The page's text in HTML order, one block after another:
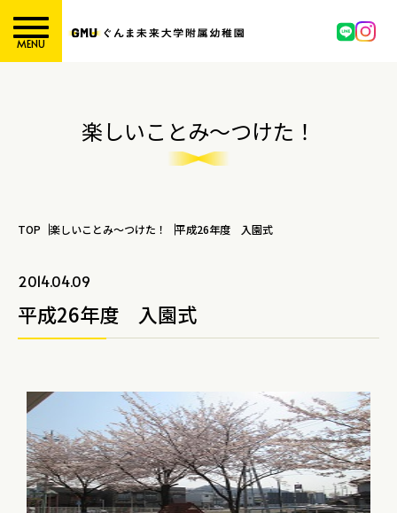
MENU
楽しいことみ～つけた！
TOP 楽しいことみ～つけた！ 平成26年度 入園式
2014.04.09
平成26年度 入園式